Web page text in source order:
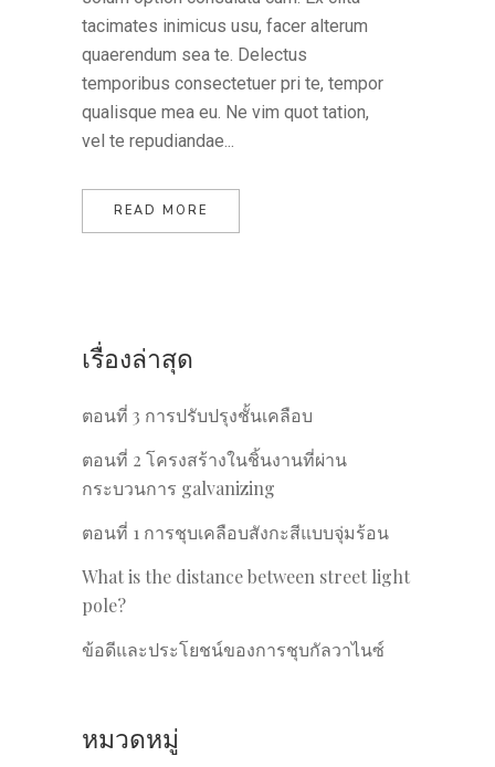
tacimates inimicus usu, facer alterum
quaerendum sea te. Delectus
temporibus consectetuer pri te, tempor
qualisque mea eu. Ne vim quot tation,
vel te repudiandae...
READ MORE
เรื่องล่าสุด
ตอนที่ 3 การปรับปรุงชั้นเคลือบ
ตอนที่ 2 โครงสร้างในชิ้นงานที่ผ่าน
กระบวนการ galvanizing
ตอนที่ 1 การชุบเคลือบสังกะสีแบบจุ่มร้อน
What is the distance between street light
pole?
ข้อดีและประโยชน์ของการชุบกัลวาไนซ์
หมวดหมู่